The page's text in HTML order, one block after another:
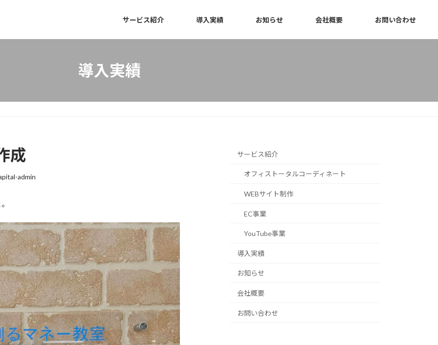
サービス紹介 導入実績 お知らせ 会社概要 お問い合わせ
導入実績
成
admin
サービス紹介
オフィストータルコーディネート
WEBサイト制作
EC事業
YouTube事業
導入実績
お知らせ
会社概要
お問い合わせ